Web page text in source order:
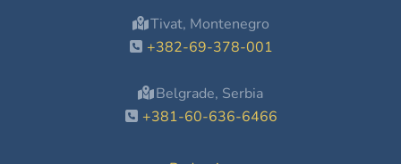
Tivat, Montenegro
+382-69-378-001
Belgrade, Serbia
+381-60-636-6466